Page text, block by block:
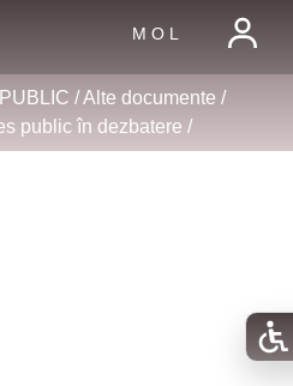
M O L
/Alte documente /
public în dezbatere /